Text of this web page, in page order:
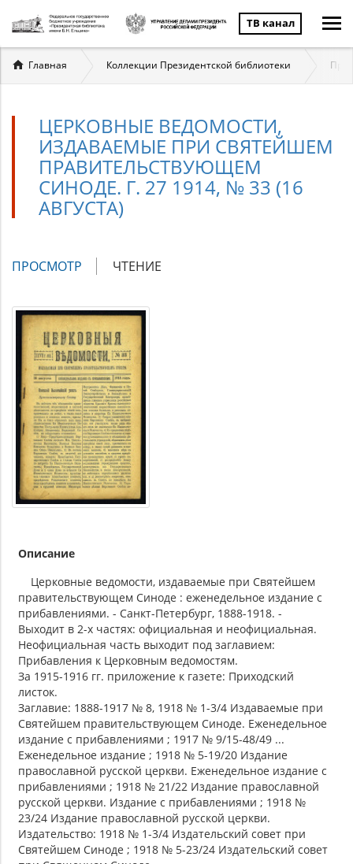
ТВ канал
Вы
здесь
Главная Коллекции Президентской библиотеки
ЦЕРКОВНЫЕ ВЕДОМОСТИ,
ИЗДАВАЕМЫЕ ПРИ СВЯТЕЙШЕМ
ПРАВИТЕЛЬСТВУЮЩЕМ
СИНОДЕ. Г. 27 1914, № 33 (16
АВГУСТА)
Главные
ПРОСМОТР (АКТИВНАЯ
ЧТЕНИЕ
Описание
Церковные ведомости, издаваемые при Святейшем
правительствующем Синоде : еженедельное издание с
прибавлениями. - Санкт-Петербург, 1888-1918. -
Выходит в 2-х частях: официальная и неофициальная.
Неофициальная часть выходит под заглавием:
Прибавления к Церковным ведомостям.
За 1915-1916 гг. приложение к газете: Приходский
листок.
Заглавие: 1888-1917 № 8, 1918 № 1-3/4 Издаваемые при
Святейшем правительствующем Синоде. Еженедельное
издание с прибавлениями ; 1917 № 9/15-48/49 ...
Еженедельное издание ; 1918 № 5-19/20 Издание
православной русской церкви. Еженедельное издание с
прибавлениями ; 1918 № 21/22 Издание православной
русской церкви. Издание с прибавлениями ; 1918 №
23/24 Издание православной русской церкви.
Издательство: 1918 № 1-3/4 Издательский совет при
Святейшем Синоде ; 1918 № 5-23/24 Издательский совет